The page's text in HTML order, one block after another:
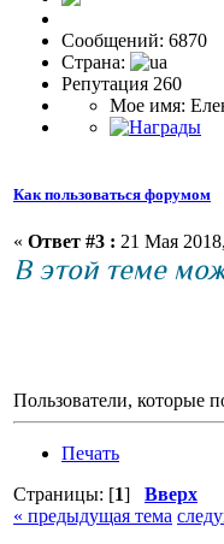
Сообщений: 6870
Страна:
Репутация 260
Мое имя:
Как пользоваться форумом
« Ответ #3 : 21 Мая
В этой теме
Пользователи, которые
Печать
Страницы: [1] Вверх
« предыдущая тема